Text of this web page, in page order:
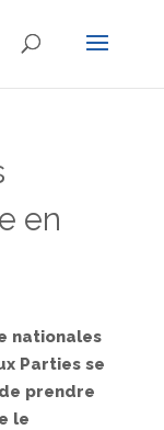
en
nationales
Parties se
prendre
le